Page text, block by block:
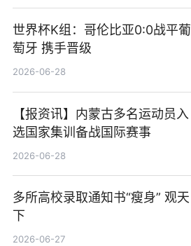
世界杯K组：哥伦比亚0:0战平葡
萄牙 携手晋级
2026-06-28
【报资讯】内蒙古多名运动员入
选国家集训备战国际赛事
2026-06-28
多所高校录取通知书“瘦身” 观天
下
2026-06-27